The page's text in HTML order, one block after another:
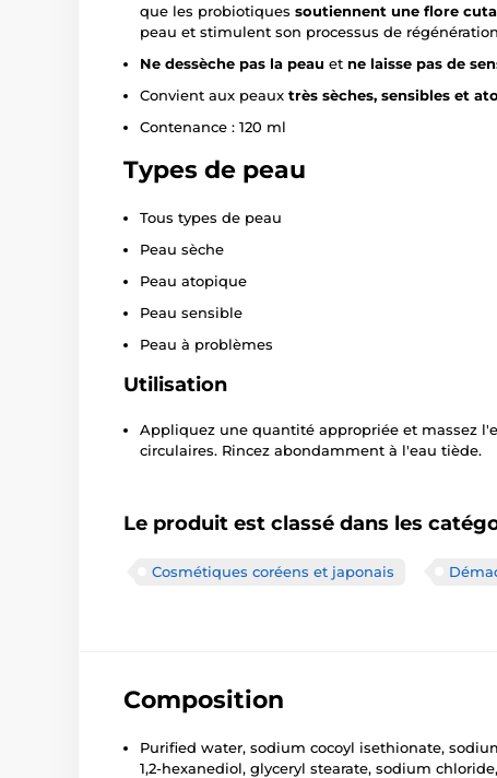
que les probiotiques soutiennent une flore
peau et stimulent son processus de
Ne dessèche pas la peau et ne laisse pas de
Convient aux peaux très sèches, sensibles et
Contenance : 120 ml
Types de peau
Tous types de peau
Peau sèche
Peau atopique
Peau sensible
Peau à problèmes
Utilisation
Appliquez une quantité appropriée et massez
circulaires. Rincez abondamment à l'eau tiède.
Le produit est classé dans les
Cosmétiques coréens et japonais
Composition
Purified water, sodium cocoyl isethionate,
1,2-hexanediol, glyceryl stearate, sodium